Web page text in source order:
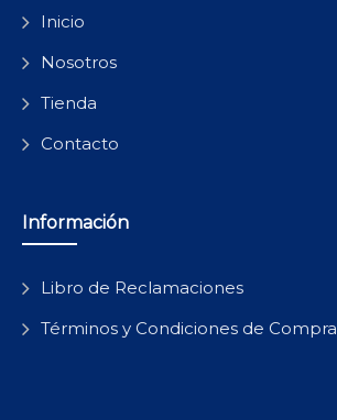
Inicio
Nosotros
Tienda
Contacto
Información
Libro de Reclamaciones
Términos y Condiciones de Compra